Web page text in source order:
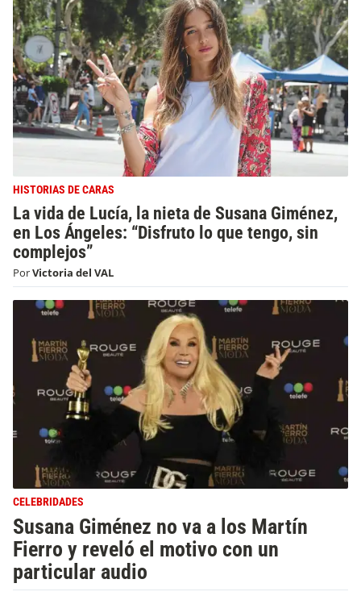
HISTORIAS DE CARAS
La vida de Lucía, la nieta de Susana Giménez,
en Los Ángeles: “Disfruto lo que tengo, sin
complejos”
PorVictoria del VAL
CELEBRIDADES
Susana Giménez no va a los Martín
Fierro y reveló el motivo con un
particular audio